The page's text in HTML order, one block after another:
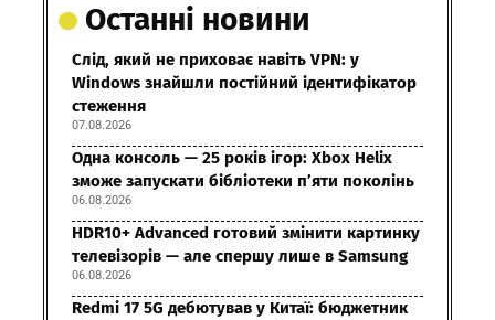
Останні новини
Слід, який не приховає навіть VPN: у
Windows знайшли постійний ідентифікатор
стеження
07.08.2026
Одна консоль — 25 років ігор: Xbox Helix
зможе запускати бібліотеки п’яти поколінь
06.08.2026
HDR10+ Advanced готовий змінити картинку
телевізорів — але спершу лише в Samsung
06.08.2026
Redmi 17 5G дебютував у Китаї: бюджетник